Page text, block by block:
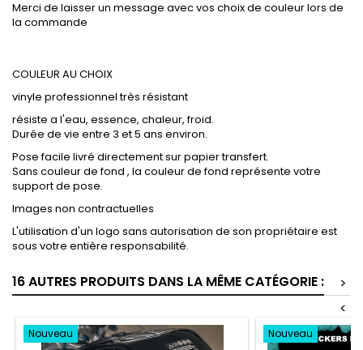
Merci de laisser un message avec vos choix de couleur lors de
la commande
COULEUR AU CHOIX
vinyle professionnel très résistant
résiste a l'eau, essence, chaleur, froid.
Durée de vie entre 3 et 5 ans environ.
Pose facile livré directement sur papier transfert.
Sans couleur de fond , la couleur de fond représente votre
support de pose.
Images non contractuelles
L'utilisation d'un logo sans autorisation de son propriétaire est
sous votre entière responsabilité.
16 AUTRES PRODUITS DANS LA MÊME CATÉGORIE :
>
<
Nouveau Nouveau